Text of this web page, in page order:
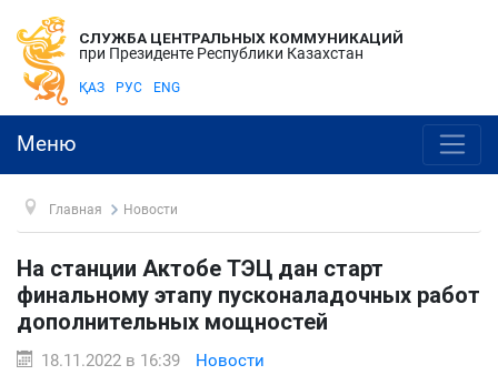
СЛУЖБА ЦЕНТРАЛЬНЫХ КОММУНИКАЦИЙ
при Президенте Республики Казахстан
ҚАЗ РУС ENG
Меню
Главная Новости
На станции Актобе ТЭЦ дан старт
финальному этапу пусконаладочных работ
дополнительных мощностей
18.11.2022 в 16:39 Новости